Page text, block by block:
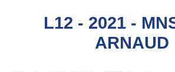
L12 - 2021 -
ARNAUD